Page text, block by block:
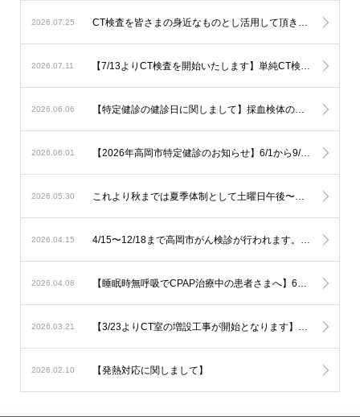
2026.07.25
2026.07.11
2026.06.06 【特定健診の健診日に関しまして】採血検体の集配と保存の関係で、健診は月曜日から土曜日午前（土曜日午後、日曜日を除く）でお願いいたします。
2026.06.01 【2026年高岡市特定健診のお知らせ】6/1から9/30の期間で行われます。予約は不要ですので受診券をご持参の上直接ご受診下さい。可能なようでしたら食事を抜いての健診をお勧め致します。
2026.05.30 これより秋までは夏季体制として土曜日午後〜日曜は少人数での運用となります。診察状況により診療の遅延を生じる可能性も考慮されますが対応人数は維持する必要がありますので発熱への検査は流行状況をもとに当日判断が必要なものに限定した対応とさせて頂きます。
2026.04.15
2026.04.08
2026.03.21
2026.02.10 【発熱対応に関しまして】